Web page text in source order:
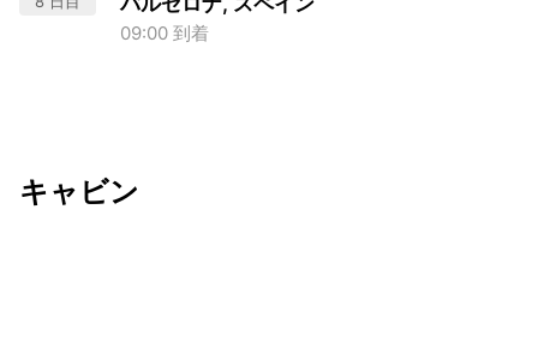
09:00 到着
キャビン